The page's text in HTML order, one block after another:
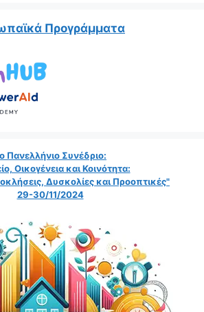
Προγράμματα
Πανελλήνιο Συνέδριο:
Οικογένεια και Κοινότητα:
Δυσκολίες και Προοπτικές"
29-30/11/2024